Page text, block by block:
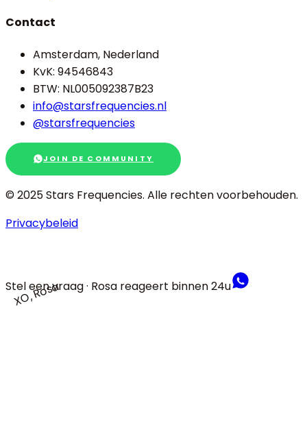
Contact
Amsterdam, Nederland
KvK: 94546843
BTW: NL005092387B23
info@starsfrequencies.nl
@starsfrequencies
JOIN DE COMMUNITY
© 2025 Stars Frequencies. Alle rechten voorbehouden.
Privacybeleid
XO, Rosa
Stel een vraag · Rosa reageert binnen 24u